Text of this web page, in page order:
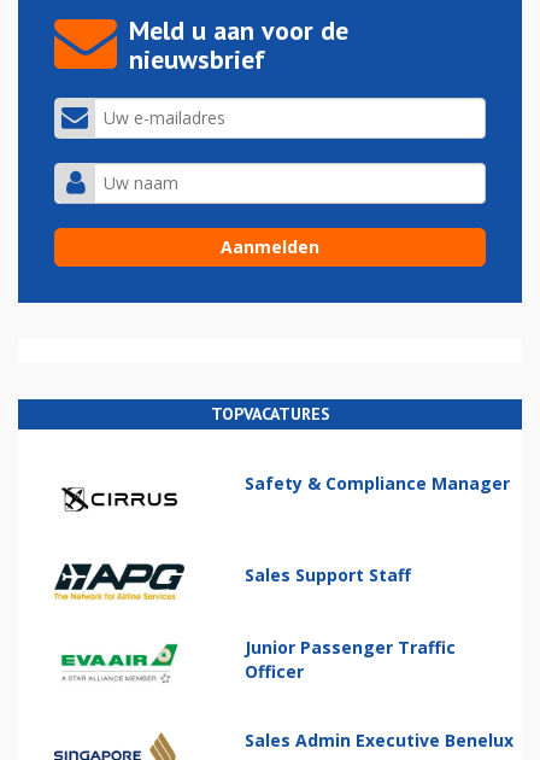
Meld u aan voor de
nieuwsbrief
TOPVACATURES
Safety & Compliance Manager
Sales Support Staff
Junior Passenger Traffic
Officer
Sales Admin Executive Benelux